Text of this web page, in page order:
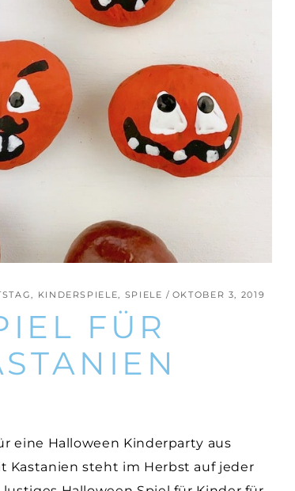
KINDERSPIELE SPIELE OKTOBER 3, 2019
FÜR
eine Halloween Kinderparty aus
Kastanien steht im Herbst auf jeder